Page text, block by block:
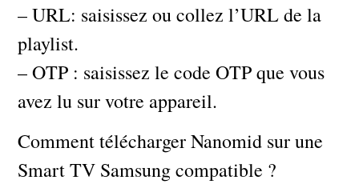
– URL: saisissez ou collez l’URL de la
playlist.
– OTP : saisissez le code OTP que vous
avez lu sur votre appareil.
Comment télécharger Nanomid sur une
Smart TV Samsung compatible ?